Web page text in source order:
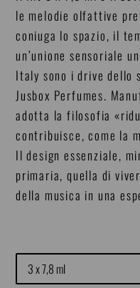
le melodie olfattive
coniuga lo spazio, il
un’unione sensoriale
Italy sono i drive dello
Jusbox Perfumes.
adotta la filosofia
contribuisce, come la
Il design essenziale,
primaria, quella di
della musica in una
Size